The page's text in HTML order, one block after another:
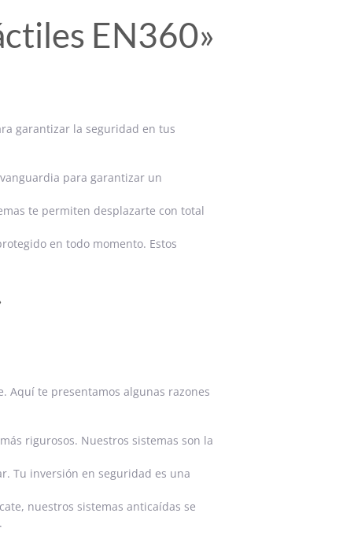
EN360»
garantizar la seguridad en tus
para garantizar un
te permiten desplazarte con total
en todo momento. Estos
Aquí te presentamos algunas razones
rigurosos. Nuestros sistemas son la
Tu inversión en seguridad es una
nuestros sistemas anticaídas se